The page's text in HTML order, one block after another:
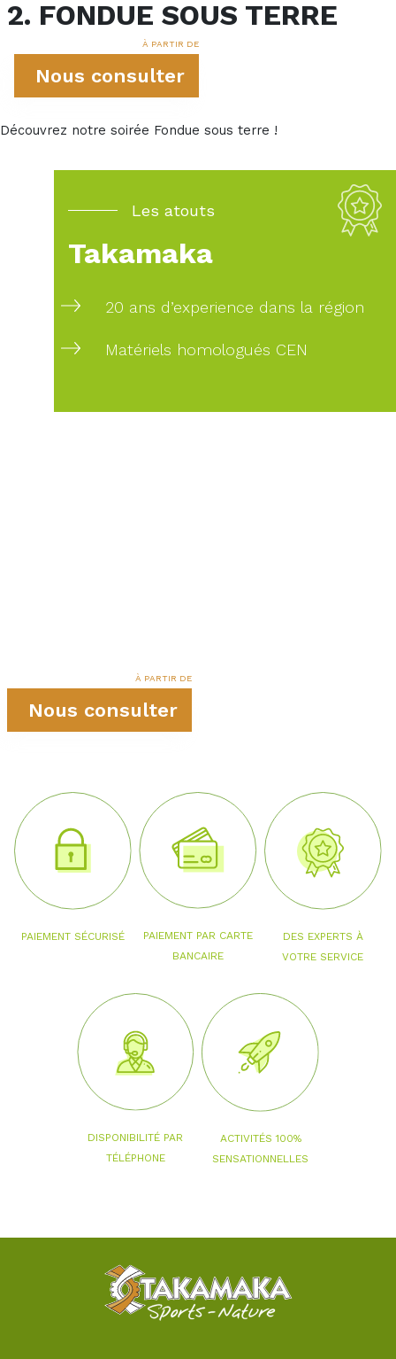
2. FONDUE SOUS TERRE
À PARTIR DE
Nous consulter
Découvrez notre soirée Fondue sous terre !
Les atouts
Takamaka
20 ans d’experience dans la région
Matériels homologués CEN
À PARTIR DE
Nous consulter
PAIEMENT SÉCURISÉ
PAIEMENT PAR CARTE
BANCAIRE
DES EXPERTS À
VOTRE SERVICE
DISPONIBILITÉ PAR
TÉLÉPHONE
ACTIVITÉS 100%
SENSATIONNELLES